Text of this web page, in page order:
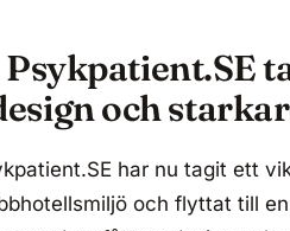
Psykpatient.SE
och
har nu tagit ett
och flyttat till